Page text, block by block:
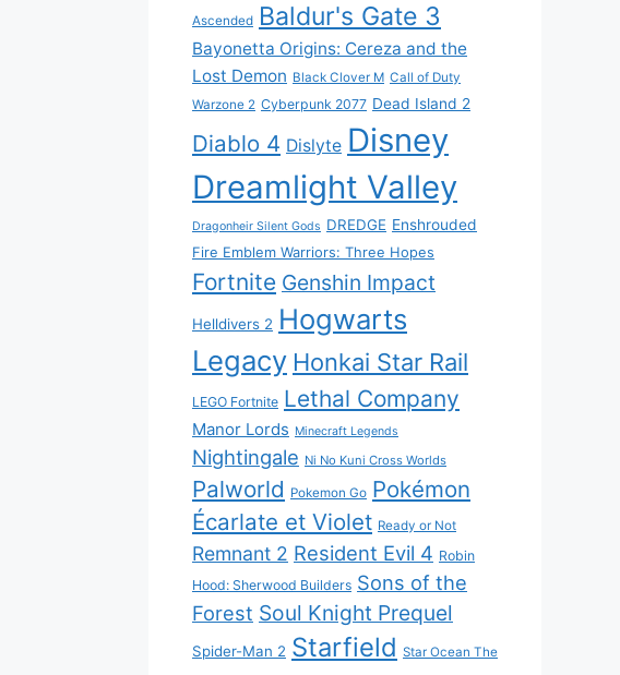
Ascended Baldur's Gate 3
Bayonetta Origins: Cereza and the
Lost Demon Black Clover M Call of Duty
Warzone 2 Cyberpunk 2077 Dead Island 2
Diablo 4 Dislyte Disney
Dreamlight Valley
Dragonheir Silent Gods DREDGE Enshrouded
Fire Emblem Warriors: Three Hopes
Fortnite Genshin Impact
Helldivers 2 Hogwarts
Legacy Honkai Star Rail
LEGO Fortnite Lethal Company
Manor Lords Minecraft Legends
Nightingale Ni No Kuni Cross Worlds
Palworld Pokemon Go Pokémon
Écarlate et Violet Ready or Not
Remnant 2 Resident Evil 4 Robin
Hood: Sherwood Builders Sons of the
Forest Soul Knight Prequel
Spider-Man 2 Starfield Star Ocean The